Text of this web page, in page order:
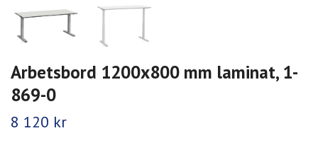
Arbetsbord 1200x800 mm laminat, 1-
869-0
8 120 kr